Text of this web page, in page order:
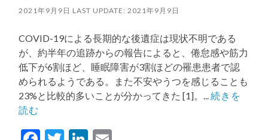
2021年9月9日 LAST UPDATE: 2021年9月9日
COVID-19による長期的な後遺症は現状不明である
が、約半年の追跡からの報告によると、倦怠感や筋力
低下が6割ほど、睡眠障害が3割ほどの罹患患者で認
められるようである。また不安やうつを感じることも
23%と比較的多いことが分かってきた [1]。...続きを
読む